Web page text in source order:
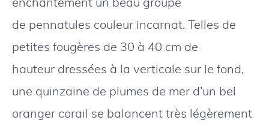
de pennatules couleur incarnat. Telles de
petites fougères de 30 à 40 cm de
hauteur dressées à la verticale sur le fond,
une quinzaine de plumes de mer d’un bel
oranger corail se balancent très légèrement